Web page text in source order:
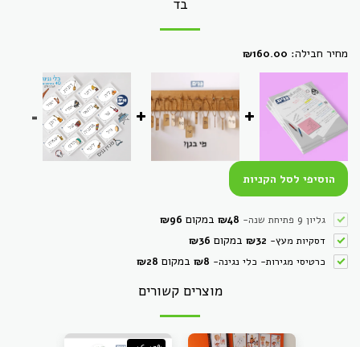
בד
מחיר חבילה: ₪160.00
=
הוסיפי לסל הקניות
גליון 9 פתיחת שנה -
₪48 במקום ₪96
דסקיות מעץ-
₪32 במקום ₪36
כרטיסי מגירות- כלי נגינה-
₪8 במקום ₪28
מוצרים קשורים